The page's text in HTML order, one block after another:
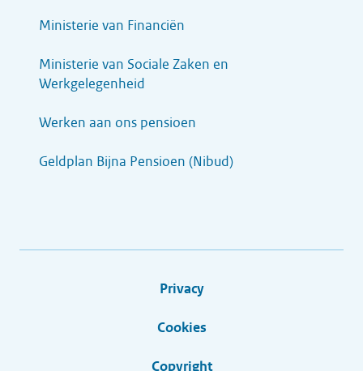
Ministerie van Financiën
Ministerie van Sociale Zaken en
Werkgelegenheid
Werken aan ons pensioen
Geldplan Bijna Pensioen (Nibud)
Privacy
Cookies
Copyright